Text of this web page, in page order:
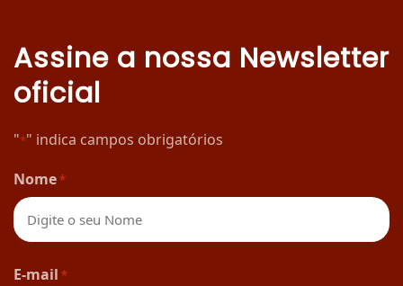
Assine a nossa Newsletter
oficial
"*" indica campos obrigatórios
Nome*
E-mail *